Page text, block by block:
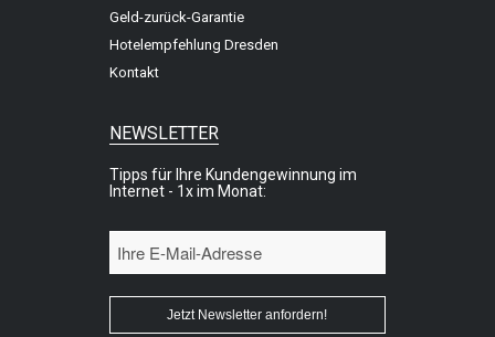
Geld-zurück-Garantie
Hotelempfehlung Dresden
Kontakt
NEWSLETTER
Tipps für Ihre Kundengewinnung im
Internet - 1x im Monat: